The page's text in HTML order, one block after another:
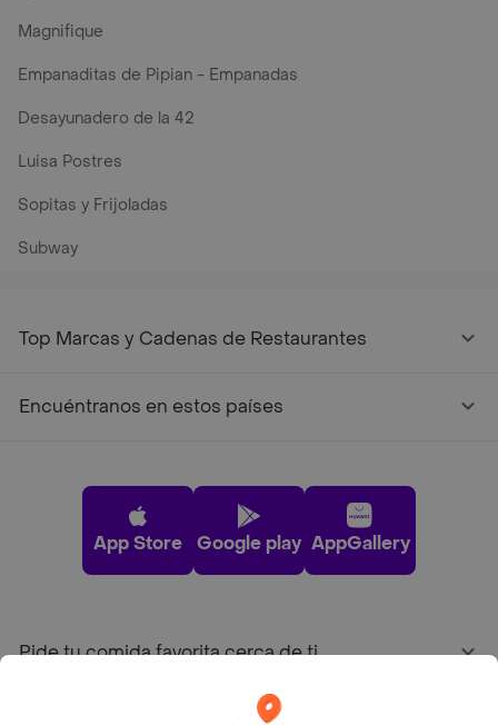
Magnifique
Empanaditas de Pipian - Empanadas
Desayunadero de la 42
Luisa Postres
Sopitas y Frijoladas
Subway
Top Marcas y Cadenas de Restaurantes
Encuéntranos en estos países
App Store Google play AppGallery
Pide tu comida favorita cerca de ti